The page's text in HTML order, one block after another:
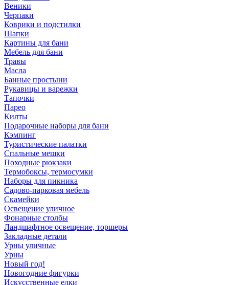
Веники
Черпаки
Коврики и подстилки
Шапки
Картины для бани
Мебель для бани
Травы
Масла
Банные простыни
Рукавицы и варежки
Тапочки
Парео
Килты
Подарочные наборы для бани
Кэмпинг
Туристические палатки
Спальные мешки
Походные рюкзаки
Термобоксы, термосумки
Наборы для пикника
Садово-парковая мебель
Скамейки
Освещение уличное
Фонарные столбы
Ландшафтное освещение, торшеры
Закладные детали
Урны уличные
Урны
Новый год!
Новогодние фигурки
Искусственные елки